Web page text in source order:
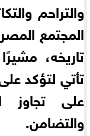
والتراحم
المجتمع
تاريخه،
تأتي لتؤكد
على تجاوز
والتضامن.